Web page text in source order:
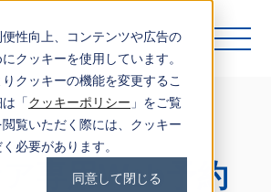
性向上、コンテンツや広告の
クッキーを使用しています。
クッキーの機能を変更するこ
「クッキーポリシー 」をご覧
覧いただく際には、クッキー
必要があります。
同意して閉じる
ア専用Web予約